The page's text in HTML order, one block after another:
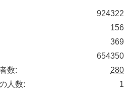
924322
156
369
654350
280
数:
1
人数: